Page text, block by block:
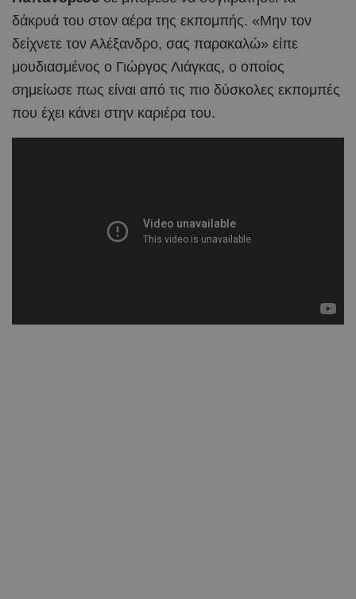
δάκρυά του στον αέρα της εκπομπής. «Μην τον
δείχνετε τον Αλέξανδρο, σας παρακαλώ» είπε
μουδιασμένος ο Γιώργος Λιάγκας, ο οποίος
σημείωσε πως είναι από τις πιο δύσκολες εκπομπές
που έχει κάνει στην καριέρα του.